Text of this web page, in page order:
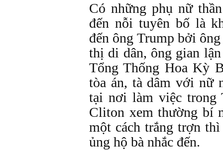
Có những phụ nữ
đến nỗi tuyên bố là
đến ông Trump bởi
thị di dân, ông gian
Tổng Thống Hoa Kỳ
tòa án, tà dâm với nữ
tại nơi làm việc trong
Cliton xem thường bí
một cách trắng trợn
ủng hộ bà nhắc đến.